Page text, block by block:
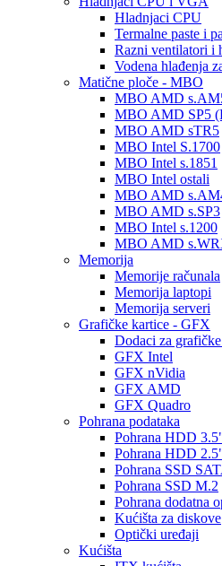
Hladnjaci CPU
Termalne paste i
Razni ventilatori i
Vodena hlađenja
Matične ploče - MBO
MBO AMD
MBO AMD SP5
MBO AMD sTR5
MBO Intel S.1700
MBO Intel s.1851
MBO Intel ostali
MBO AMD
MBO AMD s.SP3
MBO Intel s.1200
MBO AMD
Memorija
Memorije računala
Memorija laptopi
Memorija serveri
Grafičke kartice - GFX
Dodaci za
GFX Intel
GFX nVidia
GFX AMD
GFX Quadro
Pohrana podataka
Pohrana HDD
Pohrana HDD
Pohrana SSD
Pohrana SSD M.2
Pohrana dodatna
Kućišta za diskove
Optički uređaji
Kućišta